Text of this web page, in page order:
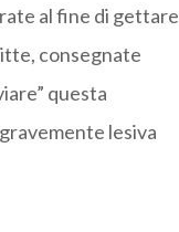
al fine di gettare
consegnate
questa
lesiva